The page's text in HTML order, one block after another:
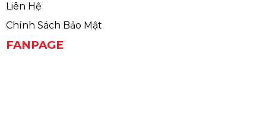
Liên Hệ
Chính Sách Bảo Mật
FANPAGE